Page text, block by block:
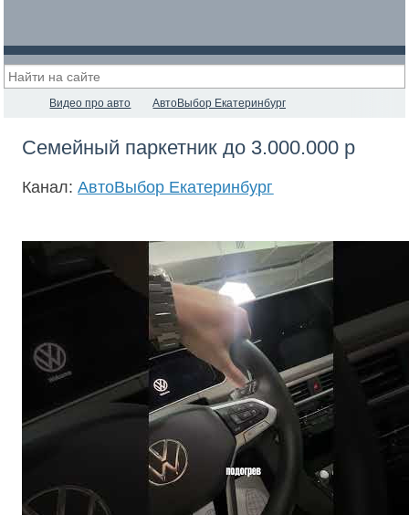
Видео про авто АвтоВыбор Екатеринбург
Семейный паркетник до 3.000.000 р
Канал:АвтоВыбор Екатеринбург